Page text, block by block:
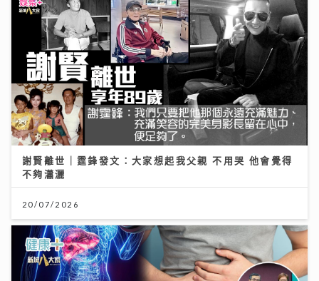
謝賢離世｜霆鋒發文：大家想起我父親 不用哭 他會覺得
不夠瀟灑
20/07/2026